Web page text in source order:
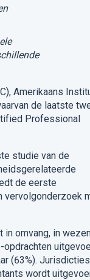
Amerikaans
de laatste
Professional
studie van de
de eerste
vervolgonderzoek
in omvang, in
opdrachten
(63%). Jurisdicties
wordt